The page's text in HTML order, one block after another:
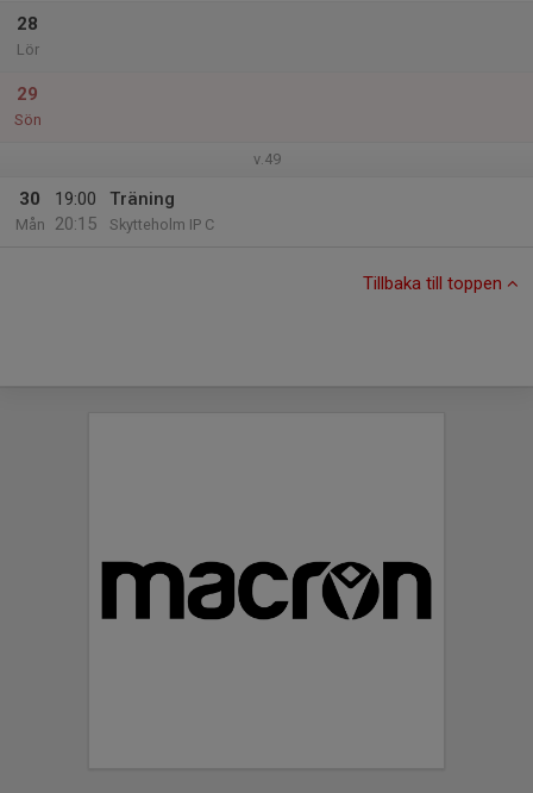
28
Lör
29
Sön
v.49
30
Mån
19:00
20:15
Träning
Skytteholm IP C
Tillbaka till toppen